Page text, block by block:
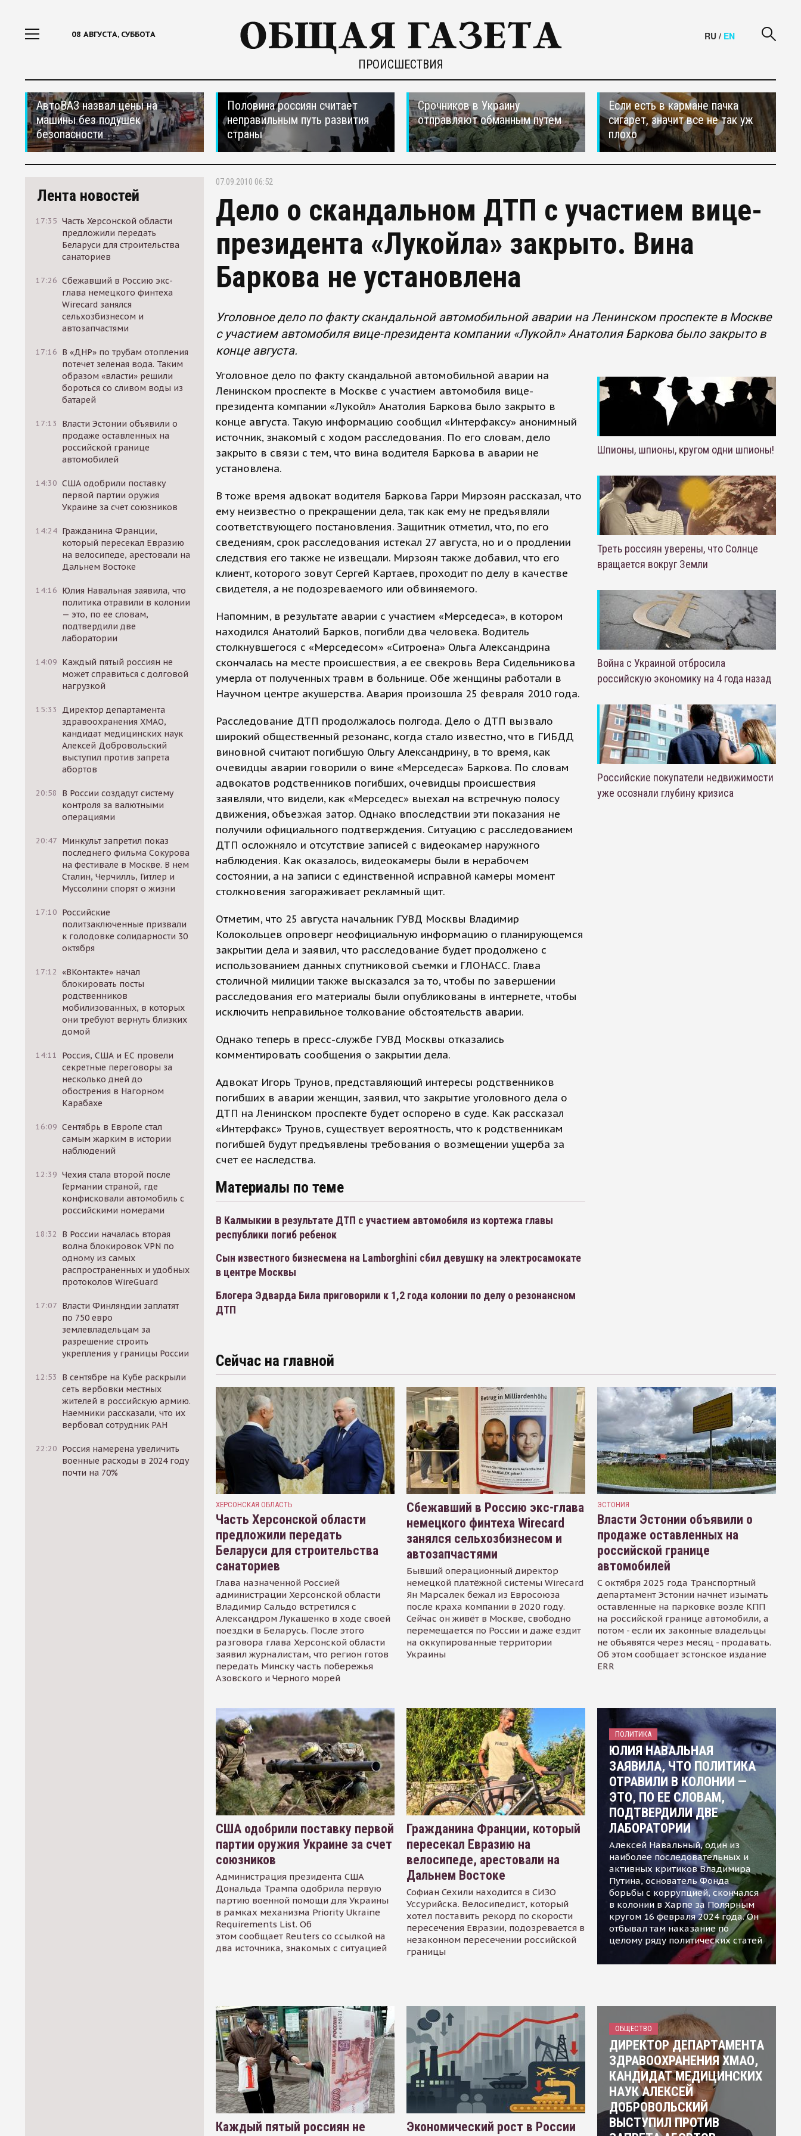
08 АВГУСТА, СУББОТА
ПРОИСШЕСТВИЯ
RU / EN
АвтоВАЗ назвал цены на
машины без подушек
безопасности
Половина россиян считает
неправильным путь развития
страны
Срочников в Украину
отправляют обманным путем
Если есть в кармане пачка
сигарет, значит все не так уж
плохо
Лента новостей
17:35 Часть Херсонской области
предложили передать
Беларуси для строительства
санаториев
17:26 Сбежавший в Россию экс-
глава немецкого финтеха
Wirecard занялся
сельхозбизнесом и
автозапчастями
17:16 В «ДНР» по трубам отопления
потечет зеленая вода. Таким
образом «власти» решили
бороться со сливом воды из
батарей
17:13
Власти Эстонии объявили о
продаже оставленных на
российской границе
автомобилей
14:30 США одобрили поставку
первой партии оружия
Украине за счет союзников
14:24 Гражданина Франции,
который пересекал Евразию
на велосипеде, арестовали на
Дальнем Востоке
14:16 Юлия Навальная заявила, что
политика отравили в колонии
— это, по ее словам,
подтвердили две
лаборатории
14:09 Каждый пятый россиян не
может справиться с долговой
нагрузкой
15:33
Директор департамента
здравоохранения ХМАО,
кандидат медицинских наук
Алексей Добровольский
выступил против запрета
абортов
20:58
В России создадут систему
контроля за валютными
операциями
20:47 Минкульт запретил показ
последнего фильма Сокурова
на фестивале в Москве. В нем
Сталин, Черчилль, Гитлер и
Муссолини спорят о жизни
17:10 Российские
политзаключенные призвали
к голодовке солидарности 30
октября
17:12 «ВКонтакте» начал
блокировать посты
родственников
мобилизованных, в которых
они требуют вернуть близких
домой
14:11
Россия, США и ЕС провели
секретные переговоры за
несколько дней до
обострения в Нагорном
Карабахе
16:09 Сентябрь в Европе стал
самым жарким в истории
наблюдений
12:39 Чехия стала второй после
Германии страной, где
конфисковали автомобиль с
российскими номерами
18:32
В России началась вторая
волна блокировок VPN по
одному из самых
распространенных и удобных
протоколов WireGuard
17:07 Власти Финляндии заплатят
по 750 евро
землевладельцам за
разрешение строить
укрепления у границы России
12:53
В сентябре на Кубе раскрыли
сеть вербовки местных
жителей в российскую армию.
Наемники рассказали, что их
вербовал сотрудник РАН
22:20 Россия намерена увеличить
военные расходы в 2024 году
почти на 70%
07.09.2010 06:52
Дело о скандальном ДТП с участием вице-
президента «Лукойла» закрыто. Вина
Баркова не установлена
Уголовное дело по факту скандальной автомобильной аварии на Ленинском проспекте в Москве
с участием автомобиля вице-президента компании «Лукойл» Анатолия Баркова было закрыто в
конце августа.
Уголовное дело по факту скандальной автомобильной аварии на
Ленинском проспекте в Москве с участием автомобиля вице-
президента компании «Лукойл» Анатолия Баркова было закрыто в
конце августа. Такую информацию сообщил «Интерфаксу» анонимный
источник, знакомый с ходом расследования. По его словам, дело
закрыто в связи с тем, что вина водителя Баркова в аварии не
установлена.
В тоже время адвокат водителя Баркова Гарри Мирзоян рассказал, что
ему неизвестно о прекращении дела, так как ему не предъявляли
соответствующего постановления. Защитник отметил, что, по его
сведениям, срок расследования истекал 27 августа, но и о продлении
следствия его также не извещали. Мирзоян также добавил, что его
клиент, которого зовут Сергей Картаев, проходит по делу в качестве
свидетеля, а не подозреваемого или обвиняемого.
Напомним, в результате аварии с участием «Мерседеса», в котором
находился Анатолий Барков, погибли два человека. Водитель
столкнувшегося с «Мерседесом» «Ситроена» Ольга Александрина
скончалась на месте происшествия, а ее свекровь Вера Сидельникова
умерла от полученных травм в больнице. Обе женщины работали в
Научном центре акушерства. Авария произошла 25 февраля 2010 года.
Расследование ДТП продолжалось полгода. Дело о ДТП вызвало
широкий общественный резонанс, когда стало известно, что в ГИБДД
виновной считают погибшую Ольгу Александрину, в то время, как
очевидцы аварии говорили о вине «Мерседеса» Баркова. По словам
адвокатов родственников погибших, очевидцы происшествия
заявляли, что видели, как «Мерседес» выехал на встречную полосу
движения, объезжая затор. Однако впоследствии эти показания не
получили официального подтверждения. Ситуацию с расследованием
ДТП осложняло и отсутствие записей с видеокамер наружного
наблюдения. Как оказалось, видеокамеры были в нерабочем
состоянии, а на записи с единственной исправной камеры момент
столкновения загораживает рекламный щит.
Отметим, что 25 августа начальник ГУВД Москвы Владимир
Колокольцев опроверг неофициальную информацию о планирующемся
закрытии дела и заявил, что расследование будет продолжено с
использованием данных спутниковой съемки и ГЛОНАСС. Глава
столичной милиции также высказался за то, чтобы по завершении
расследования его материалы были опубликованы в интернете, чтобы
исключить неправильное толкование обстоятельств аварии.
Однако теперь в пресс-службе ГУВД Москвы отказались
комментировать сообщения о закрытии дела.
Адвокат Игорь Трунов, представляющий интересы родственников
погибших в аварии женщин, заявил, что закрытие уголовного дела о
ДТП на Ленинском проспекте будет оспорено в суде. Как рассказал
«Интерфакс» Трунов, существует вероятность, что к родственникам
погибшей будут предъявлены требования о возмещении ущерба за
счет ее наследства.
Материалы по теме
В Калмыкии в результате ДТП с участием автомобиля из кортежа главы
республики погиб ребенок
Сын известного бизнесмена на Lamborghini сбил девушку на электросамокате
в центре Москвы
Блогера Эдварда Била приговорили к 1,2 года колонии по делу о резонансном
ДТП
Шпионы, шпионы, кругом одни шпионы!
Треть россиян уверены, что Солнце
вращается вокруг Земли
Война с Украиной отбросила
российскую экономику на 4 года назад
Российские покупатели недвижимости
уже осознали глубину кризиса
Сейчас на главной
ХЕРСОНСКАЯ ОБЛАСТЬ
Часть Херсонской области
предложили передать
Беларуси для строительства
санаториев
Глава назначенной Россией
администрации Херсонской области
Владимир Сальдо встретился с
Александром Лукашенко в ходе своей
поездки в Беларусь. После этого
разговора глава Херсонской области
заявил журналистам, что регион готов
передать Минску часть побережья
Азовского и Черного морей
Сбежавший в Россию экс-глава
немецкого финтеха Wirecard
занялся сельхозбизнесом и
автозапчастями
Бывший операционный директор
немецкой платёжной системы Wirecard
Ян Марсалек бежал из Евросоюза
после краха компании в 2020 году.
Сейчас он живёт в Москве, свободно
перемещается по России и даже ездит
на оккупированные территории
Украины
ЭСТОНИЯ
Власти Эстонии объявили о
продаже оставленных на
российской границе
автомобилей
С октября 2025 года Транспортный
департамент Эстонии начнет изымать
оставленные на парковке возле КПП
на российской границе автомобили, а
потом - если их законные владельцы
не объявятся через месяц - продавать.
Об этом сообщает эстонское издание
ERR
США одобрили поставку первой
партии оружия Украине за счет
союзников
Администрация президента США
Дональда Трампа одобрила первую
партию военной помощи для Украины
в рамках механизма Priority Ukraine
Requirements List. Об
этом сообщает Reuters со ссылкой на
два источника, знакомых с ситуацией
Гражданина Франции, который
пересекал Евразию на
велосипеде, арестовали на
Дальнем Востоке
Софиан Сехили находится в СИЗО
Уссурийска. Велосипедист, который
хотел поставить рекорд по скорости
пересечения Евразии, подозревается в
незаконном пересечении российской
границы
ПОЛИТИКА
ЮЛИЯ НАВАЛЬНАЯ
ЗАЯВИЛА, ЧТО ПОЛИТИКА
ОТРАВИЛИ В КОЛОНИИ —
ЭТО, ПО ЕЕ СЛОВАМ,
ПОДТВЕРДИЛИ ДВЕ
ЛАБОРАТОРИИ
Алексей Навальный, один из
наиболее последовательных и
активных критиков Владимира
Путина, основатель Фонда
борьбы с коррупцией, скончался
в колонии в Харпе за Полярным
кругом 16 февраля 2024 года. Он
отбывал там наказание по
целому ряду политических статей
Каждый пятый россиян не
Экономический рост в России
ОБЩЕСТВО
ДИРЕКТОР ДЕПАРТАМЕНТА
ЗДРАВООХРАНЕНИЯ ХМАО,
КАНДИДАТ МЕДИЦИНСКИХ
НАУК АЛЕКСЕЙ
ДОБРОВОЛЬСКИЙ
ВЫСТУПИЛ ПРОТИВ